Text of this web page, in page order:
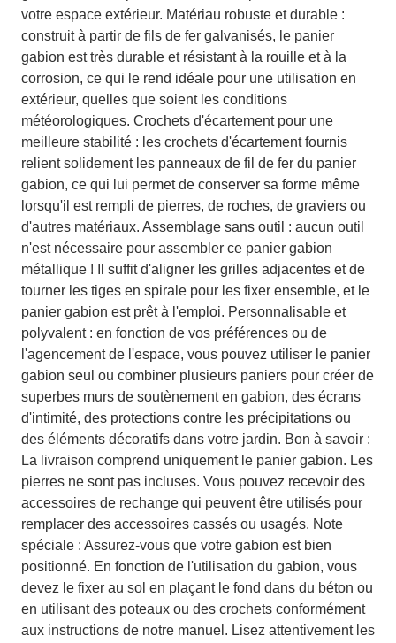
votre espace extérieur. Matériau robuste et durable :
construit à partir de fils de fer galvanisés, le panier
gabion est très durable et résistant à la rouille et à la
corrosion, ce qui le rend idéale pour une utilisation en
extérieur, quelles que soient les conditions
météorologiques. Crochets d'écartement pour une
meilleure stabilité : les crochets d'écartement fournis
relient solidement les panneaux de fil de fer du panier
gabion, ce qui lui permet de conserver sa forme même
lorsqu'il est rempli de pierres, de roches, de graviers ou
d'autres matériaux. Assemblage sans outil : aucun outil
n'est nécessaire pour assembler ce panier gabion
métallique ! Il suffit d'aligner les grilles adjacentes et de
tourner les tiges en spirale pour les fixer ensemble, et le
panier gabion est prêt à l'emploi. Personnalisable et
polyvalent : en fonction de vos préférences ou de
l'agencement de l'espace, vous pouvez utiliser le panier
gabion seul ou combiner plusieurs paniers pour créer de
superbes murs de soutènement en gabion, des écrans
d'intimité, des protections contre les précipitations ou
des éléments décoratifs dans votre jardin. Bon à savoir :
La livraison comprend uniquement le panier gabion. Les
pierres ne sont pas incluses. Vous pouvez recevoir des
accessoires de rechange qui peuvent être utilisés pour
remplacer des accessoires cassés ou usagés. Note
spéciale : Assurez-vous que votre gabion est bien
positionné. En fonction de l'utilisation du gabion, vous
devez le fixer au sol en plaçant le fond dans du béton ou
en utilisant des poteaux ou des crochets conformément
aux instructions de notre manuel. Lisez attentivement les